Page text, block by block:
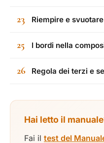
23 Riempire e
25 I bordi nella
26 Regola dei terzi e
Hai letto il
Fai il test del